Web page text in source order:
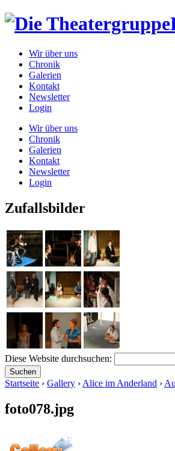
Wir über uns
Chronik
Galerien
Kontakt
Newsletter
Login
Wir über uns
Chronik
Galerien
Kontakt
Newsletter
Login
Zufallsbilder
Diese Website durchsuchen:
Startseite › Gallery › Alice im Anderland ›
foto078.jpg